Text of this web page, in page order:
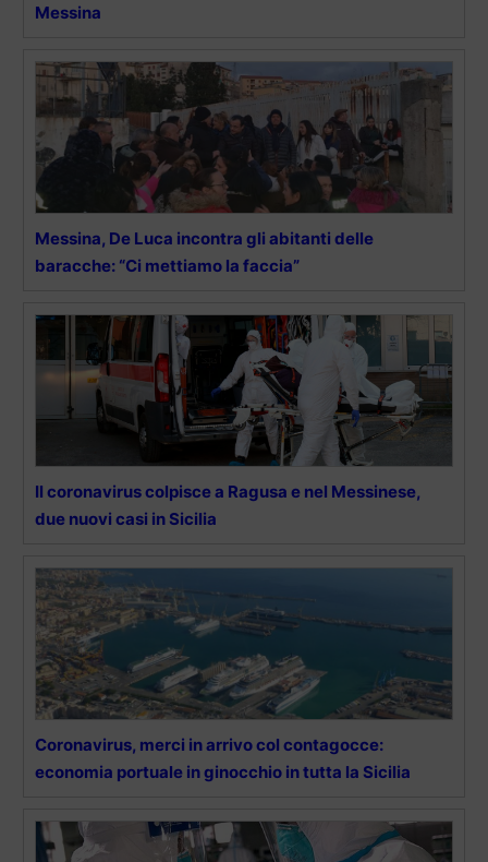
Messina
Messina, De Luca incontra gli abitanti delle
baracche: “Ci mettiamo la faccia”
Il coronavirus colpisce a Ragusa e nel Messinese,
due nuovi casi in Sicilia
Coronavirus, merci in arrivo col contagocce:
economia portuale in ginocchio in tutta la Sicilia